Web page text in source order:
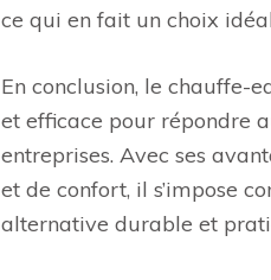
ce qui en fait un choix
En conclusion, le chauffe-
et efficace pour répondre
entreprises. Avec ses
et de confort, il s’impose
alternative durable et